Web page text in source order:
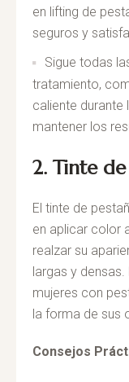
en lifting de
seguros y
Sigue todas
tratamiento,
caliente durante
mantener los
2. Tinte de
El tinte de
en aplicar color
realzar su
largas y
mujeres con
la forma de sus
Consejos